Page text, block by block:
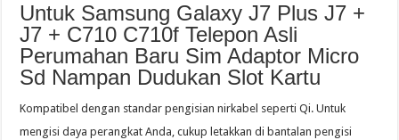
Untuk Samsung Galaxy J7 Plus J7 +
J7 + C710 C710f Telepon Asli
Perumahan Baru Sim Adaptor Micro
Sd Nampan Dudukan Slot Kartu
Kompatibel dengan standar pengisian nirkabel seperti Qi. Untuk
mengisi daya perangkat Anda, cukup letakkan di bantalan pengisi